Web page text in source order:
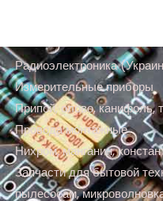
Радиоэлектроника
Измерительные приборы
Припой, олово, канифоль,
Провода монтажные
Нихром, манганин,
Запчасти для бытовой
пылесосам,